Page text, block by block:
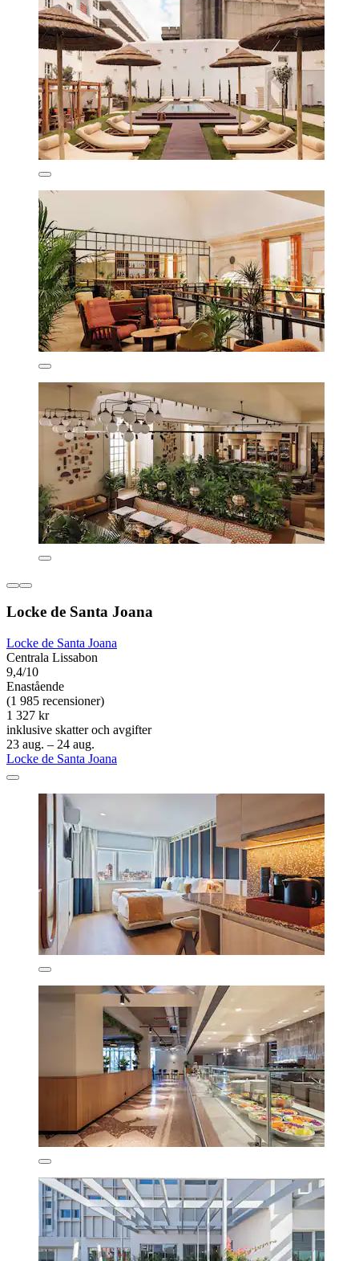
Locke de Santa Joana
Locke de Santa Joana
Centrala Lissabon
9,4/10
Enastående
(1 985 recensioner)
1 327 kr
inklusive skatter och avgifter
23 aug. – 24 aug.
Locke de Santa Joana